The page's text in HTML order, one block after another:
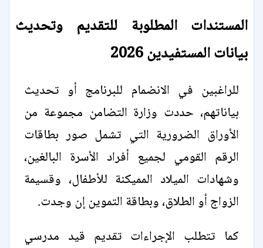
المستندات المطلوبة للتقديم وتحديث
بيانات المستفيدين 2026
للراغبين في الانضمام للبرنامج أو تحديث
بياناتهم، حددت وزارة التضامن مجموعة من
الأوراق الضرورية التي تشمل صور بطاقات
الرقم القومي لجميع أفراد الأسرة البالغين،
وشهادات الميلاد المميكنة للأطفال، وقسيمة
الزواج أو الطلاق، وبطاقة التموين إن وجدت.
كما تتطلب الإجراءات تقديم قيد مدرسي